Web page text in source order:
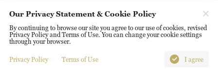
京ICP备20000184号
京公网安备 11010502050052号
Disinformation report hotline: 010-85061466
Our Privacy Statement & Cookie Policy
By continuing to browse our site you agree to our use of cookies, revised
Privacy Policy and Terms of Use. You can change your cookie settings
through your browser.
Privacy Policy Terms of Use I agree